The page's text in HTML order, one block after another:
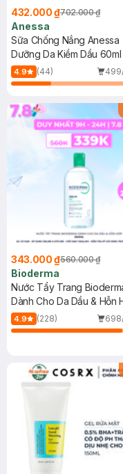
432.000 ₫702.000 ₫
Anessa
Sữa Chống Nắng Anessa
Dưỡng Da Kiềm Dầu 60ml
Mới)
4.9 (44)
343.000 ₫560.000 ₫
Bioderma
Nước Tẩy Trang
Dành Cho Da Dầu & Hỗn
500ml
4.9 (228)